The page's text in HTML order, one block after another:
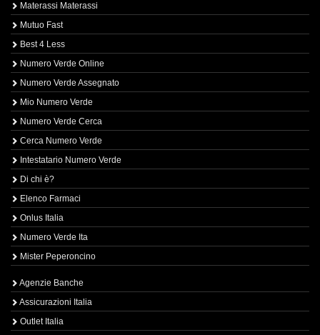
Materassi Materassi
Mutuo Fast
Best 4 Less
Numero Verde Online
Numero Verde Assegnato
Mio Numero Verde
Numero Verde Cerca
Cerca Numero Verde
Intestatario Numero Verde
Di chi è?
Elenco Farmaci
Onlus Italia
Numero Verde Ita
Mister Peperoncino
Agenzie Banche
Assicurazioni Italia
Outlet Italia